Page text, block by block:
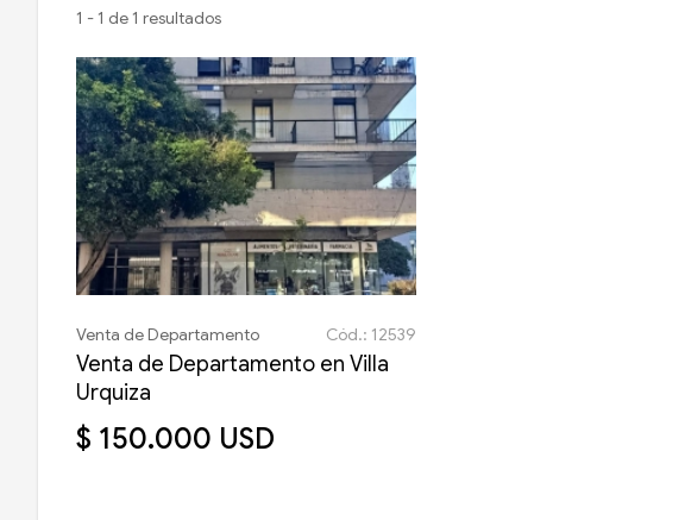
1 - 1 de 1 resultados
Venta de Departamento Cód.: 12539
Venta de Departamento en Villa
Urquiza
$ 150.000 USD